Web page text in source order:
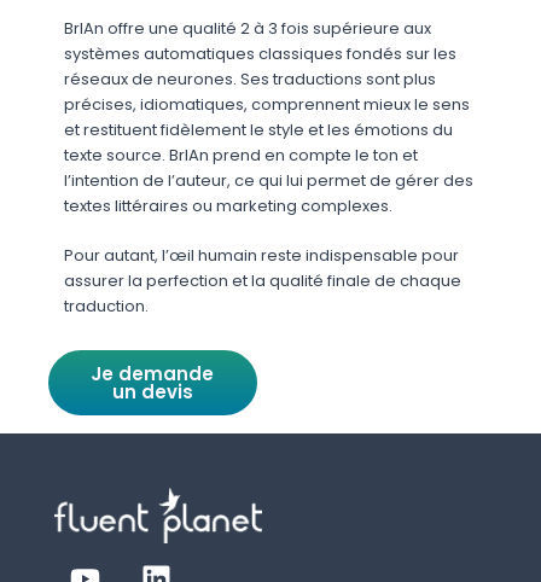
BrIAn offre une qualité 2 à 3 fois supérieure aux
systèmes automatiques classiques fondés sur les
réseaux de neurones. Ses traductions sont plus
précises, idiomatiques, comprennent mieux le sens
et restituent fidèlement le style et les émotions du
texte source. BrIAn prend en compte le ton et
l’intention de l’auteur, ce qui lui permet de gérer des
textes littéraires ou marketing complexes.
Pour autant, l’œil humain reste indispensable pour
assurer la perfection et la qualité finale de chaque
traduction.
Je demande
un devis
Y
L